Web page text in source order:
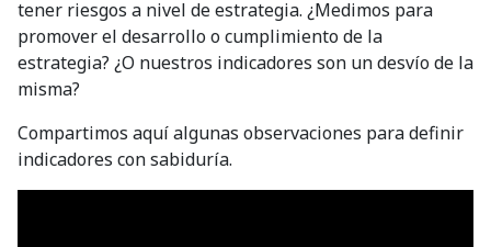
tener riesgos a nivel de estrategia. ¿Medimos para
promover el desarrollo o cumplimiento de la
estrategia? ¿O nuestros indicadores son un desvío de la
misma?
Compartimos aquí algunas observaciones para definir
indicadores con sabiduría.